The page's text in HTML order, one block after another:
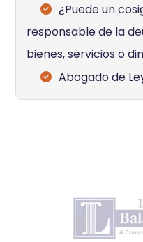
¿Puede un
responsable de la
bienes, servicios o
Abogado de